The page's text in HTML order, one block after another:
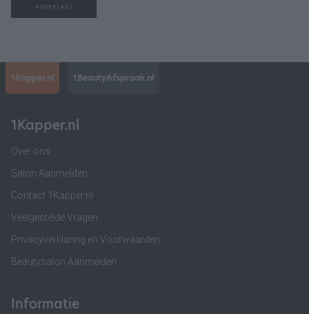
1Kapper.nl 1BeautyAfspraak.nl
1Kapper.nl
Over ons
Salon Aanmelden
Contact 1Kapper.nl
Veelgestelde Vragen
Privacyverklaring en Voorwaarden
Beautysalon Aanmelden
Informatie